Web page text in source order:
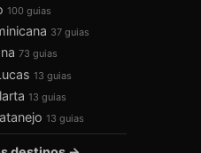
100 guias
37 guias
73 guias
13 guias
13 guias
13 guias